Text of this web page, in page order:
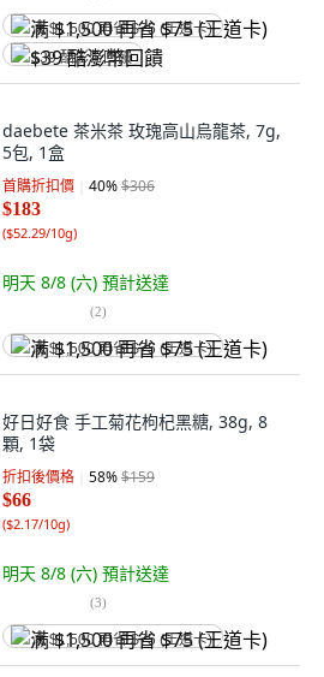
满 $1,500 再省 $75 (王道卡)
$39 酷澎幣回饋
daebete 茶米茶 玫瑰高山烏龍茶, 7g,
5包, 1盒
首購折扣價 40%$306
$183
($52.29/10g)
明天 8/8 (六) 預計送達
(2)
满 $1,500 再省 $75 (王道卡)
好日好食 手工菊花枸杞黑糖, 38g, 8
顆, 1袋
折扣後價格 58%$159
$66
($2.17/10g)
明天 8/8 (六) 預計送達
(3)
满 $1,500 再省 $75 (王道卡)